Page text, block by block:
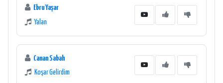
Ebru Yaşar
Yalan
Canan Sabah
Koşar Gelirdim